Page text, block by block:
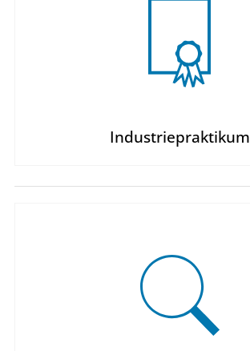
Industriepraktikum